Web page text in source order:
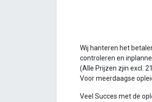
Wij hanteren het
controleren en
(Alle Prijzen zjin excl.
Voor meerdaagse
Veel Succes met de